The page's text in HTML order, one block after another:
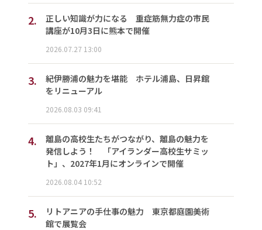
2.
正しい知識が力になる 重症筋無力症の市民
講座が10月3日に熊本で開催
2026.07.27 13:00
3.
紀伊勝浦の魅力を堪能 ホテル浦島、日昇館
をリニューアル
2026.08.03 09:41
4.
離島の高校生たちがつながり、離島の魅力を
発信しよう！ 「アイランダー高校生サミッ
ト」、2027年1月にオンラインで開催
2026.08.04 10:52
5.
リトアニアの手仕事の魅力 東京都庭園美術
館で展覧会